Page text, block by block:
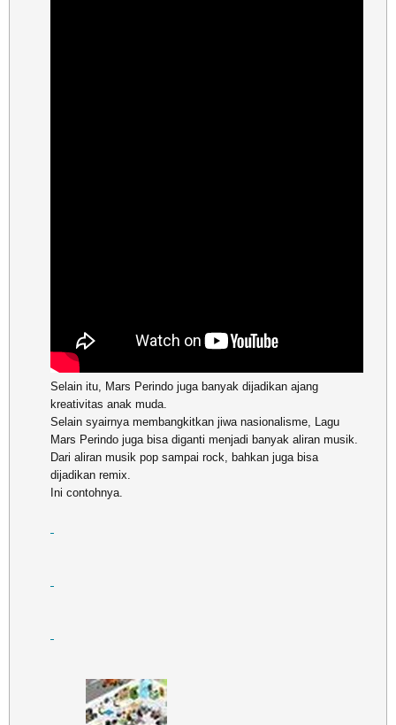
Selain itu, Mars Perindo juga banyak dijadikan ajang
kreativitas anak muda.
Selain syairnya membangkitkan jiwa nasionalisme, Lagu
Mars Perindo juga bisa diganti menjadi banyak aliran musik.
Dari aliran musik pop sampai rock, bahkan juga bisa
dijadikan remix.
Ini contohnya.